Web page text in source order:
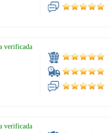
verificada
verificada